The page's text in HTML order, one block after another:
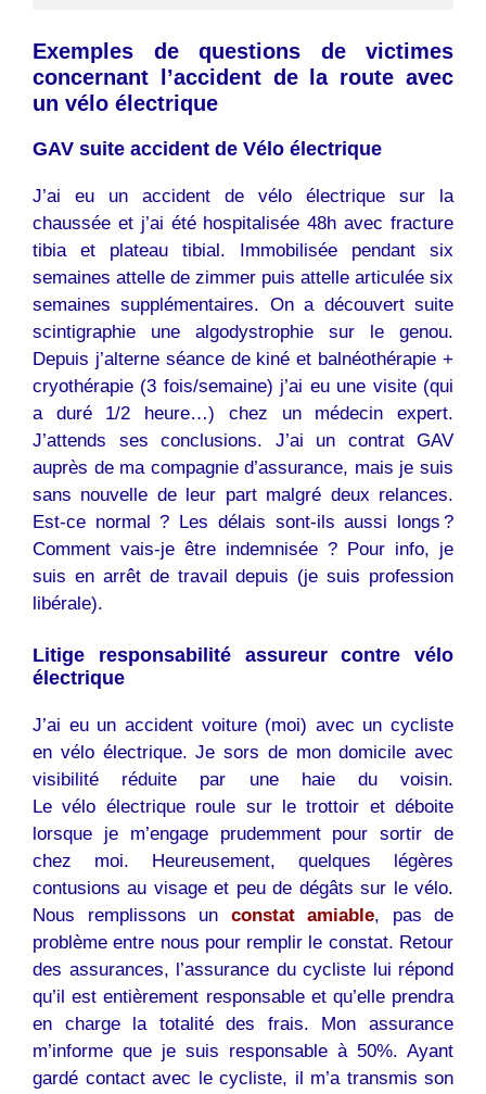
Exemples de questions de victimes
concernant l’accident de la route avec
un vélo électrique
GAV suite accident de Vélo électrique
J’ai eu un accident de vélo électrique sur la
chaussée et j’ai été hospitalisée 48h avec fracture
tibia et plateau tibial. Immobilisée pendant six
semaines attelle de zimmer puis attelle articulée six
semaines supplémentaires. On a découvert suite
scintigraphie une algodystrophie sur le genou.
Depuis j’alterne séance de kiné et balnéothérapie +
cryothérapie (3 fois/semaine) j’ai eu une visite (qui
a duré 1/2 heure…) chez un médecin expert.
J’attends ses conclusions. J’ai un contrat GAV
auprès de ma compagnie d’assurance, mais je suis
sans nouvelle de leur part malgré deux relances.
Est-ce normal ? Les délais sont-ils aussi longs ?
Comment vais-je être indemnisée ? Pour info, je
suis en arrêt de travail depuis (je suis profession
libérale).
Litige responsabilité assureur contre vélo
électrique
J’ai eu un accident voiture (moi) avec un cycliste
en vélo électrique. Je sors de mon domicile avec
visibilité réduite par une haie du voisin.
Le vélo électrique roule sur le trottoir et déboite
lorsque je m’engage prudemment pour sortir de
chez moi. Heureusement, quelques légères
contusions au visage et peu de dégâts sur le vélo.
Nous remplissons un
constat amiable, pas de
problème entre nous pour remplir le constat. Retour
des assurances, l’assurance du cycliste lui répond
qu’il est entièrement responsable et qu’elle prendra
en charge la totalité des frais. Mon assurance
m’informe que je suis responsable à 50%. Ayant
gardé contact avec le cycliste, il m’a transmis son